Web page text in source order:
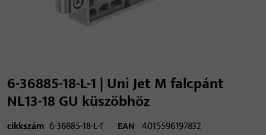
6-36885-18-L-1 | Uni Jet M falcpánt
NL13-18 GU küszöbhöz
cikkszám 6-36885-18-L-1 EAN 4015596197832